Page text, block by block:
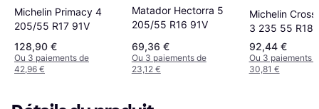
Michelin Primacy 4
205/55 R17 91V
128,90 €
Ou 3 paiements de
42,96 €
Matador Hectorra 5
205/55 R16 91V
69,36 €
Ou 3 paiements de
23,12 €
Michelin
3 235 55 R18
Tire
92,44 €
Ou 3 paiements
30,81 €